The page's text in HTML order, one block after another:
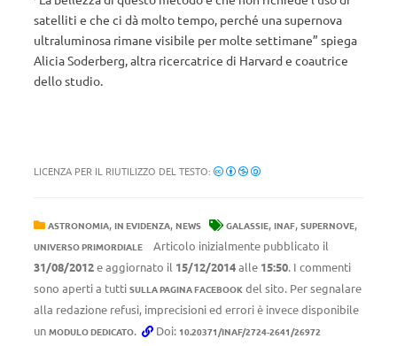
satelliti e che ci dà molto tempo, perché una supernova
ultraluminosa rimane visibile per molte settimane” spiega
Alicia Soderberg, altra ricercatrice di Harvard e coautrice
dello studio.
LICENZA PER IL RIUTILIZZO DEL TESTO:
ASTRONOMIA, IN EVIDENZA, NEWS GALASSIE, INAF, SUPERNOVE,
UNIVERSO PRIMORDIALE
Articolo inizialmente pubblicato il
31/08/2012e aggiornato il 15/12/2014alle 15:50. I commenti
sono aperti a tutti SULLA PAGINA FACEBOOK del sito. Per segnalare
alla redazione refusi, imprecisioni ed errori è invece disponibile
un MODULO DEDICATO. Doi: 10.20371/INAF/2724-2641/26972